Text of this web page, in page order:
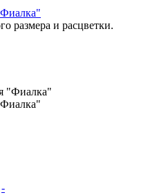
размера и расцветки.
-